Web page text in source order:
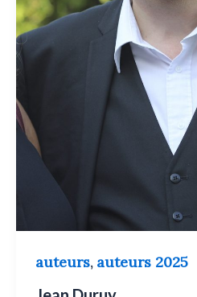
auteurs, auteurs 2025